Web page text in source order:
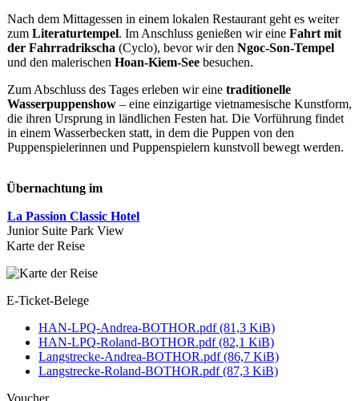
Nach dem Mittagessen in einem lokalen Restaurant geht es weiter
zum Literaturtempel. Im Anschluss genießen wir eine Fahrt mit
der Fahrradrikscha (Cyclo), bevor wir den Ngoc-Son-Tempel
und den malerischen Hoan-Kiem-See besuchen.
Zum Abschluss des Tages erleben wir eine traditionelle
Wasserpuppenshow – eine einzigartige vietnamesische Kunstform,
die ihren Ursprung in ländlichen Festen hat. Die Vorführung findet
in einem Wasserbecken statt, in dem die Puppen von den
Puppenspielerinnen und Puppenspielern kunstvoll bewegt werden.
Übernachtung im
La Passion Classic Hotel
Junior Suite Park View
Karte der Reise
E-Ticket-Belege
HAN-LPQ-Andrea-BOTHOR.pdf(81,3 KiB)
HAN-LPQ-Roland-BOTHOR.pdf(82,1 KiB)
Langstrecke-Andrea-BOTHOR.pdf(86,7 KiB)
Langstrecke-Roland-BOTHOR.pdf(87,3 KiB)